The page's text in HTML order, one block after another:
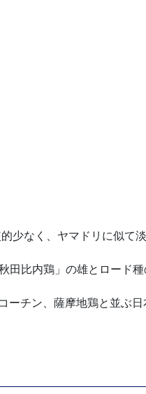
少なく、ヤマドリに似て
比内鶏」の雄とロード
チン、薩摩地鶏と並ぶ